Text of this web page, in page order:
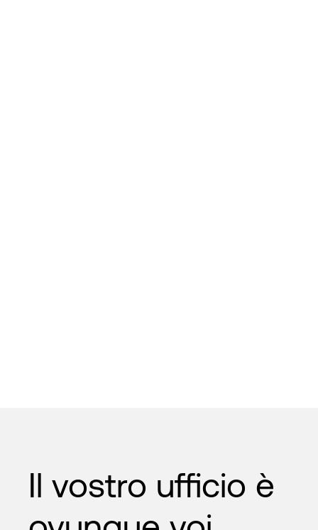
Il vostro ufficio è